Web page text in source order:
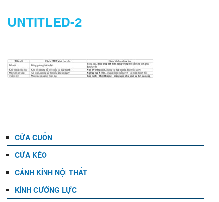
UNTITLED-2
CỬA CUỐN
CỬA KÉO
CÁNH KÍNH NỘI THẤT
KÍNH CƯỜNG LỰC